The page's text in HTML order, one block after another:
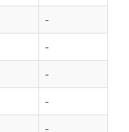
-
-
-
-
-